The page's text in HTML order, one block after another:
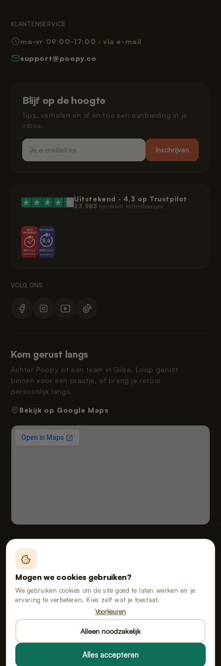
Veelgestelde vragen
Hoe werkt Poopy
Kat laten wennen
Leeshoek
Herroepingsrecht
Garantie
Klarna privacybeleid
Juridisch
Blijf op de hoogte
Tips, verhalen en af en toe een aanbieding in je
inbox.
Email
Inschrijven
KLANTENSERVICE
ma-vr 09:00-17:00 · via e-mail
support@poopy.co
Uitstekend · 4,3 op Trustpilot
23.983 tevreden kattenbaasjes
Kom gerust langs
Achter Poopy zit een team in Gilze. Loop gerust
binnen voor een praatje, of breng je retour
persoonlijk langs.
Bekijk op Google Maps
Fealy B.V. handelend onder de naam van Poopy
Vloeiveld 5, 5126 RE Gilze, Nederland
KvK 91114268 · BTW NL865555667B01
Alle prijzen zijn inclusief btw.
Mogen we cookies gebruiken?
We gebruiken cookies om de site goed te laten werken en je
ervaring te verbeteren. Kies zelf wat je toestaat.
Voorkeuren
Alleen noodzakelijk
Alles accepteren